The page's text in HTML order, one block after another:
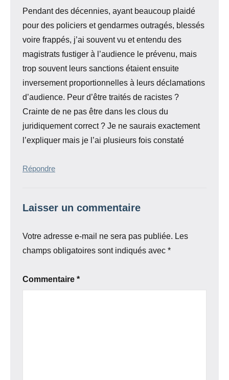
Pendant des décennies, ayant beaucoup plaidé
pour des policiers et gendarmes outragés, blessés
voire frappés, j’ai souvent vu et entendu des
magistrats fustiger à l’audience le prévenu, mais
trop souvent leurs sanctions étaient ensuite
inversement proportionnelles à leurs déclamations
d’audience. Peur d’être traités de racistes ?
Crainte de ne pas être dans les clous du
juridiquement correct ? Je ne saurais exactement
l’expliquer mais je l’ai plusieurs fois constaté
Répondre
Laisser un commentaire
Votre adresse e-mail ne sera pas publiée. Les
champs obligatoires sont indiqués avec *
Commentaire *